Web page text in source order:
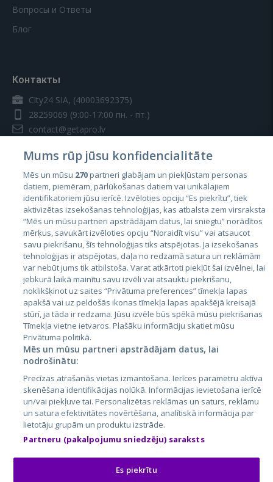
Вопросы и Ответы
Блог
Контакты
City24 SIA, (40003692375)
28259069 (9:00-17:00 пн. - пт.)
contact@getapro.lv
Страны
Эстония
Латвия
Литва
City24.lv
City24.ee
GetaPro.lv
GetaPro.ee
Skelbiu.lt
Autoplius.lt
Aruodas.lt
CVbankas.lt
Kainos.lt
Paslaugos.lt
auto24.ee
Osta.ee
KuldneBörs.ee
Mums rūp jūsu konfidencialitāte
Mēs un mūsu 270partneri glabājam un piekļūstam personas
datiem, piemēram, pārlūkošanas datiem vai unikālajiem
identifikatoriem jūsu ierīcē. Izvēloties opciju “Es piekrītu”, tiek
aktivizētas izsekošanas tehnoloģijas, kas atbalsta zem virsraksta
“Mēs un mūsu partneri apstrādājam datus, lai sniegtu” norādītos
mērķus, savukārt izvēloties opciju “Noraidīt visu” vai atsaucot
savu piekrišanu, šīs tehnoloģijas tiks atspējotas. Ja izsekošanas
tehnoloģijas ir atspējotas, daļa no redzamā satura un reklāmām
var nebūt jums tik atbilstoša. Varat atkārtoti piekļūt šai izvēlnei, lai
jebkurā laikā mainītu savu izvēli vai atsauktu piekrišanu,
noklikšķinot uz saites “Privātuma preferences” tīmekļa lapas
apakšā vai uz peldošās ikonas tīmekļa lapas apakšējā kreisajā
stūrī, ja tāda ir redzama. Jūsu izvēle būs spēkā mūsu piekrišanas
Tīmekļa vietne ietvaros. Plašāku informāciju skatiet mūsu
Privātuma politikā.
Mēs un mūsu partneri apstrādājam datus, lai
nodrošinātu:
Precīzas atrašanās vietas izmantošana. Ierīces parametru aktīva
skenēšana identifikācijas nolūkā. Informācijas ievietošana ierīcē
un/vai piekļuve tai. Personalizētas reklāmas un saturs, reklāmu
un satura efektivitātes novērtēšana, analītiskā informācija par
lietotāju grupām un produktu izstrāde.
Partneru (pakalpojumu sniedzēju) saraksts
Es piekrītu